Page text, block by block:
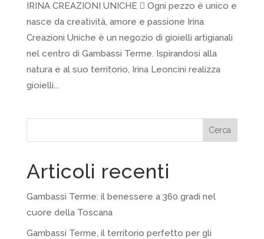
IRINA CREAZIONI UNICHE  Ogni pezzo è unico e
nasce da creatività, amore e passione Irina
Creazioni Uniche è un negozio di gioielli artigianali
nel centro di Gambassi Terme. Ispirandosi alla
natura e al suo territorio, Irina Leoncini realizza
gioielli...
Cerca
Articoli recenti
Gambassi Terme: il benessere a 360 gradi nel
cuore della Toscana
Gambassi Terme, il territorio perfetto per gli